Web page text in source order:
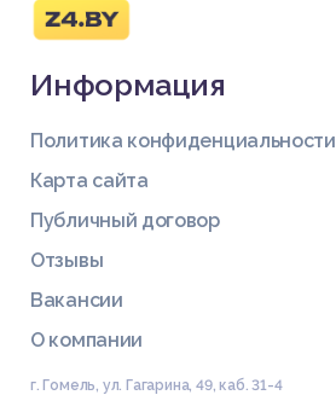
Информация
Политика конфиденциальности
Карта сайта
Публичный договор
Отзывы
Вакансии
О компании
г. Гомель, ул. Гагарина, 49, каб. 31-4